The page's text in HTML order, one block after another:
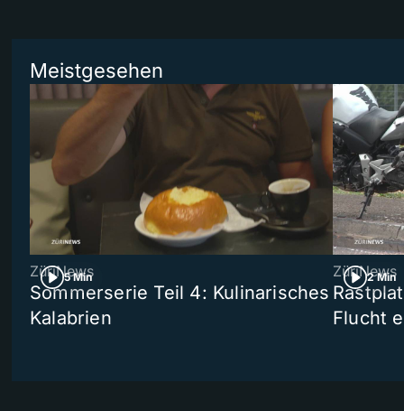
Meistgesehen
5 Min
ZüriNews
Sommerserie Teil 4: Kulinarisches
Kalabrien
2 Min
ZüriNews
Flucht